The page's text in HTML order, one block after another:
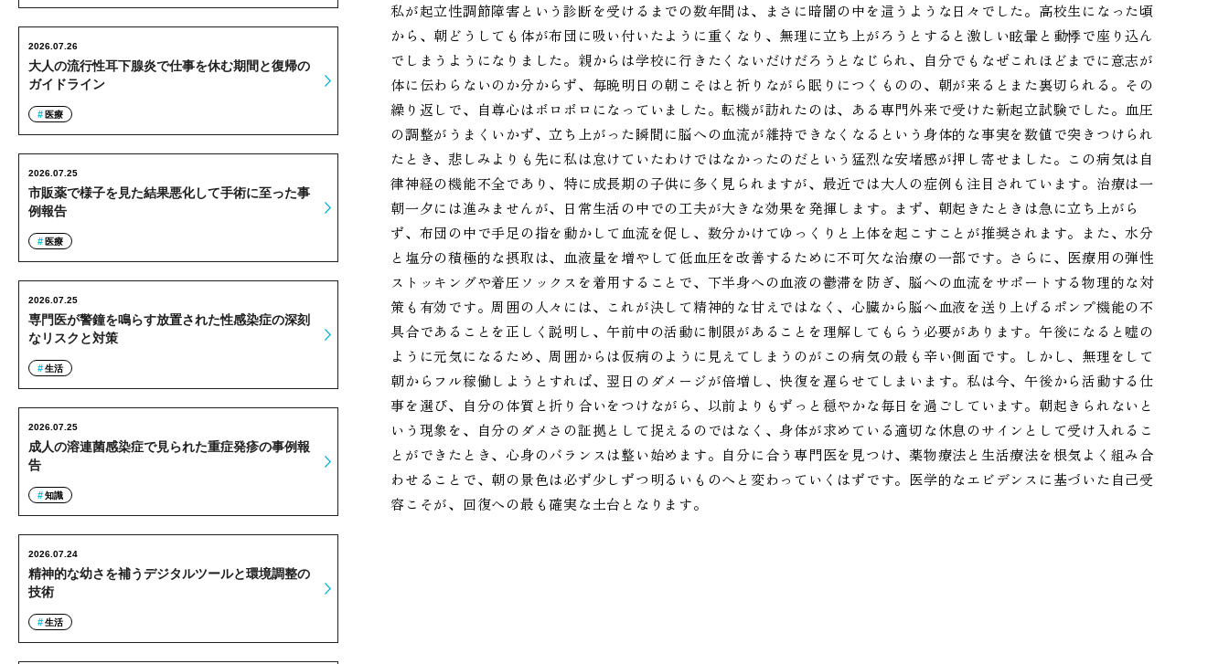
私が起立性調節障害という診断を受けるまでの数年間は、まさに暗闇の中を這うような日々でした。高校生になった頃
から、朝どうしても体が布団に吸い付いたように重くなり、無理に立ち上がろうとすると激しい眩暈と動悸で座り込ん
でしまうようになりました。親からは学校に行きたくないだけだろうとなじられ、自分でもなぜこれほどまでに意志が
体に伝わらないのか分からず、毎晩明日の朝こそはと祈りながら眠りにつくものの、朝が来るとまた裏切られる。その
繰り返しで、自尊心はボロボロになっていました。転機が訪れたのは、ある専門外来で受けた新起立試験でした。血圧
の調整がうまくいかず、立ち上がった瞬間に脳への血流が維持できなくなるという身体的な事実を数値で突きつけられ
たとき、悲しみよりも先に私は怠けていたわけではなかったのだという猛烈な安堵感が押し寄せました。この病気は自
律神経の機能不全であり、特に成長期の子供に多く見られますが、最近では大人の症例も注目されています。治療は一
朝一夕には進みませんが、日常生活の中での工夫が大きな効果を発揮します。まず、朝起きたときは急に立ち上がら
ず、布団の中で手足の指を動かして血流を促し、数分かけてゆっくりと上体を起こすことが推奨されます。また、水分
と塩分の積極的な摂取は、血液量を増やして低血圧を改善するために不可欠な治療の一部です。さらに、医療用の弾性
ストッキングや着圧ソックスを着用することで、下半身への血液の鬱滞を防ぎ、脳への血流をサポートする物理的な対
策も有効です。周囲の人々には、これが決して精神的な甘えではなく、心臓から脳へ血液を送り上げるポンプ機能の不
具合であることを正しく説明し、午前中の活動に制限があることを理解してもらう必要があります。午後になると嘘の
ように元気になるため、周囲からは仮病のように見えてしまうのがこの病気の最も辛い側面です。しかし、無理をして
朝からフル稼働しようとすれば、翌日のダメージが倍増し、快復を遅らせてしまいます。私は今、午後から活動する仕
事を選び、自分の体質と折り合いをつけながら、以前よりもずっと穏やかな毎日を過ごしています。朝起きられないと
いう現象を、自分のダメさの証拠として捉えるのではなく、身体が求めている適切な休息のサインとして受け入れるこ
とができたとき、心身のバランスは整い始めます。自分に合う専門医を見つけ、薬物療法と生活療法を根気よく組み合
わせることで、朝の景色は必ず少しずつ明るいものへと変わっていくはずです。医学的なエビデンスに基づいた自己受
容こそが、回復への最も確実な土台となります。
大人の流行性耳下腺炎で仕事を休む期間と復帰の
ガイドライン
2026.07.26
医療
市販薬で様子を見た結果悪化して手術に至った事
例報告
2026.07.25
医療
専門医が警鐘を鳴らす放置された性感染症の深刻
なリスクと対策
2026.07.25
生活
成人の溶連菌感染症で見られた重症発疹の事例報
告
2026.07.25
知識
精神的な幼さを補うデジタルツールと環境調整の
技術
2026.07.24
生活